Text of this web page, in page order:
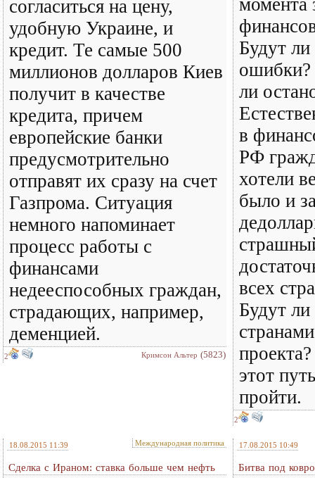
согласиться на цену,
удобную Украине, и
кредит. Те самые 500
миллионов долларов Киев
получит в качестве
кредита, причем
европейские банки
предусмотрительно
отправят их сразу на счет
Газпрома. Ситуация
немного напоминает
процесс работы с
финансами
недееспособных граждан,
страдающих, например,
деменцией.
2 Кримсон Альтер (5823)
момента
Будут
ошибки?
ли
в
РФ
хотели
было и
всех
Будут
этот
пройти.
2
18.08.2015 11:39 Международная политика
Сделка с Ираном: ставка больше чем нефть
17.08.2015 10:49
Битва под